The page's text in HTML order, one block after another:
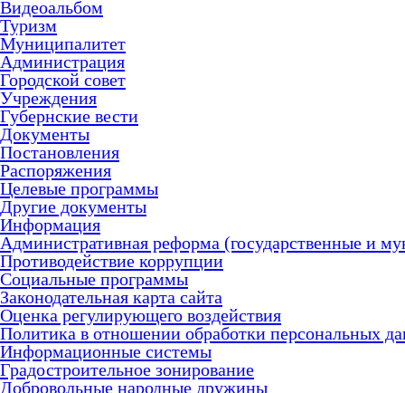
Видеоальбом
Туризм
Муниципалитет
Администрация
Городской совет
Учреждения
Губернские вести
Документы
Постановления
Распоряжения
Целевые программы
Другие документы
Информация
Административная реформа (государственные и
Противодействие коррупции
Социальные программы
Законодательная карта сайта
Оценка регулирующего воздействия
Политика в отношении обработки персональных
Информационные системы
Градостроительное зонирование
Добровольные народные дружины